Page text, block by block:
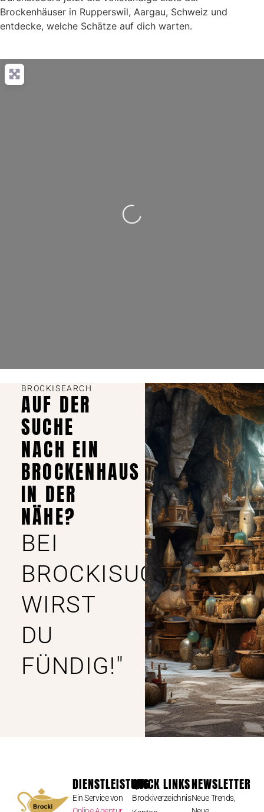
Brockenhäuser in Rupperswil, Aargau, Schweiz und
entdecke, welche Schätze auf dich warten.
Wird geladen …
BROCKISEARCH
AUF DER
SUCHE
NACH EIN
BROCKENHAUS
IN DER
NÄHE?
BEI
BROCKISUCHE
WIRST
DU
FÜNDIG!"
DIENSTLEISTUNG
Ein Service von
QUICK LINKS
Brockiverzeichnis
NEWSLETTER
Neue Trends,